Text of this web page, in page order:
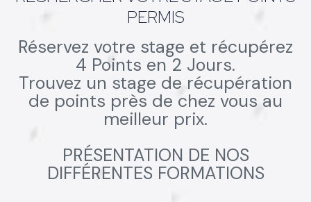
PERMIS
Réservez votre stage et récupérez
4 Points en 2 Jours.
Trouvez un stage de récupération
de points près de chez vous au
meilleur prix.
PRÉSENTATION DE NOS
DIFFÉRENTES FORMATIONS